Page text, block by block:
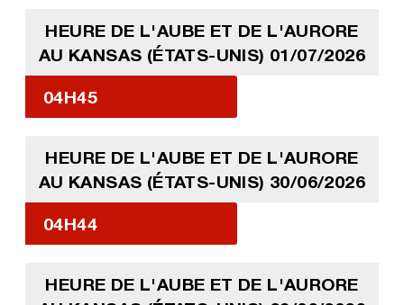
HEURE DE L'AUBE ET DE L'AURORE
AU KANSAS (ÉTATS-UNIS) 01/07/2026
04H45
HEURE DE L'AUBE ET DE L'AURORE
AU KANSAS (ÉTATS-UNIS) 30/06/2026
04H44
HEURE DE L'AUBE ET DE L'AURORE